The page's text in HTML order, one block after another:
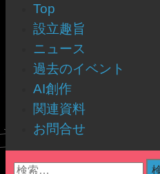
Top
設立趣旨
ニュース
過去のイベント
AI創作
関連資料
お問合せ
検